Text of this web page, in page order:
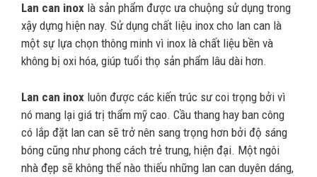
Lan can inox là sản phẩm được ưa chuộng sử dụng trong
xậy dựng hiện nay. Sử dụng chất liệu inox cho lan can là
một sự lựa chọn thông minh vì inox là chất liệu bền và
không bị oxi hóa, giúp tuổi thọ sản phẩm lâu dài hơn.
Lan can inox luôn được các kiến trúc sư coi trọng bởi vì
nó mang lại giá trị thẩm mỹ cao. Cầu thang hay ban công
có lắp đặt lan can sẽ trở nên sang trọng hơn bởi độ sáng
bóng cũng như phong cách trẻ trung, hiện đại. Một ngôi
nhà đẹp sẽ không thể nào thiếu những lan can duyên dáng,